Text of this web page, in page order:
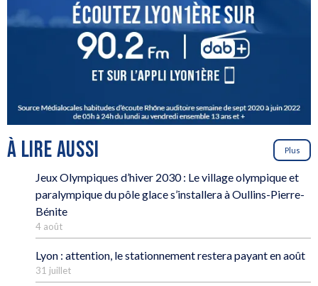
À LIRE AUSSI Plus
Jeux Olympiques d’hiver 2030 : Le village olympique et
paralympique du pôle glace s’installera à Oullins-Pierre-
Bénite
4 août
Lyon : attention, le stationnement restera payant en août
31 juillet